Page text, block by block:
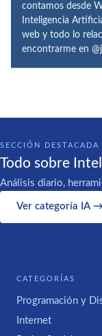
contamos desde
Inteligencia
web y todo lo
encontrarme en
SECCIÓN DESTACADA
Todo sobre
Análisis diario,
Ver categoría IA →
CATEGORÍAS
Programación y
Internet